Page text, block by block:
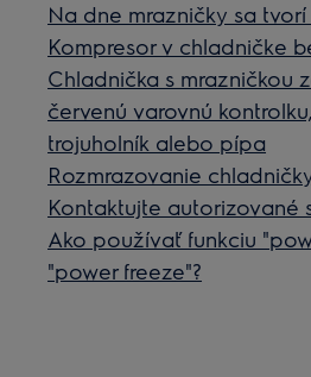
Na dne mrazničky sa
Kompresor v chladničke
Chladnička s mrazničkou
červenú varovnú
trojuholník alebo pípa
Rozmrazovanie
Kontaktujte autorizované
Ako používať funkciu
"power freeze"?